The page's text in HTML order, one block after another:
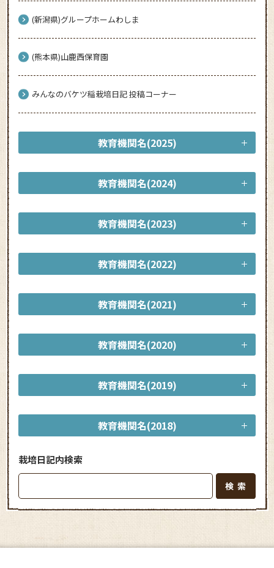
(新潟県)グループホームわしま
(熊本県)山鹿西保育園
みんなのバケツ稲栽培日記 投稿コーナー
教育機関名(2025)
教育機関名(2024)
教育機関名(2023)
教育機関名(2022)
教育機関名(2021)
教育機関名(2020)
教育機関名(2019)
教育機関名(2018)
栽培日記内検索